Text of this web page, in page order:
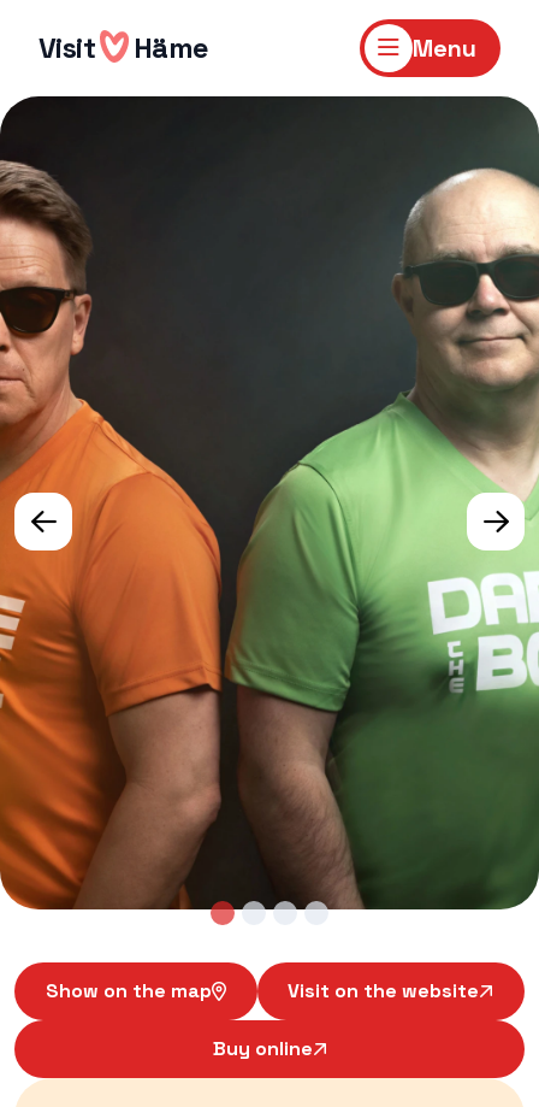
Visit Häme Menu
Show on the map Visit on the website
Buy online